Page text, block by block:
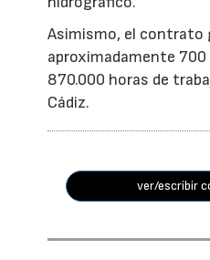
Asimismo, el contrato
aproximadamente 700
870.000 horas de
Cádiz.
ver/escribir